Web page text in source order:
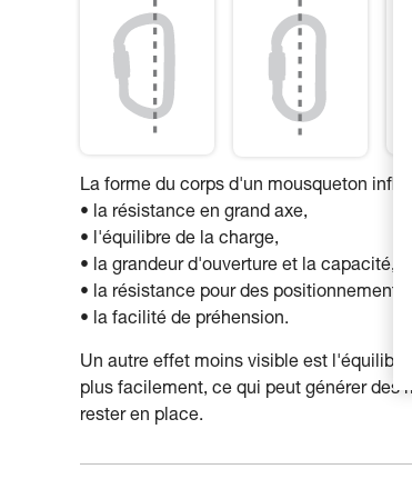
La forme du corps d'un mousqueton
• la résistance en grand axe,
• l'équilibre de la charge,
• la grandeur d'ouverture et la capacité,
• la résistance pour des positionnements
• la facilité de préhension.
Un autre effet moins visible est
plus facilement, ce qui peut générer des
rester en place.